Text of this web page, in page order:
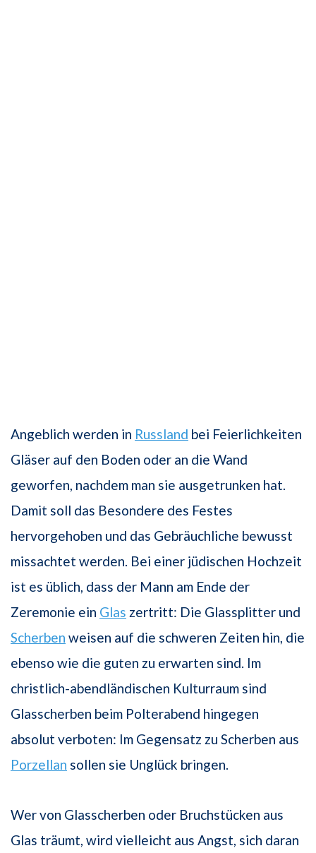
Angeblich werden in Russland bei Feierlichkeiten
Gläser auf den Boden oder an die Wand
geworfen, nachdem man sie ausgetrunken hat.
Damit soll das Besondere des Festes
hervorgehoben und das Gebräuchliche bewusst
missachtet werden. Bei einer jüdischen Hochzeit
ist es üblich, dass der Mann am Ende der
Zeremonie ein Glas zertritt: Die Glassplitter und
Scherben weisen auf die schweren Zeiten hin, die
ebenso wie die guten zu erwarten sind. Im
christlich-abendländischen Kulturraum sind
Glasscherben beim Polterabend hingegen
absolut verboten: Im Gegensatz zu Scherben aus
Porzellan sollen sie Unglück bringen.
Wer von Glasscherben oder Bruchstücken aus
Glas träumt, wird vielleicht aus Angst, sich daran